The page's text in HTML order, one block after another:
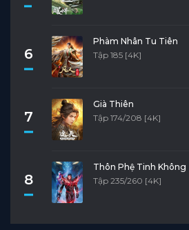
6
Phàm Nhân Tu Tiên
Tập 185 [4K]
7
Già Thiên
Tập 174/208 [4K]
8
Thôn Phệ Tinh Không
Tập 235/260 [4K]